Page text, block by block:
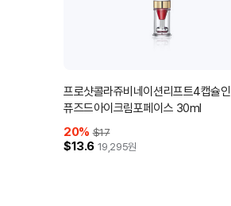
프로샷콜라쥬비네이션리프트4캡슐인
퓨즈드아이크림포페이스 30ml
20% $17
$13.6 19,295원